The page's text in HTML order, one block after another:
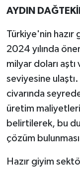
AYDIN
Türkiye'nin hazır
2024 yılında
milyar doları
seviyesine
civarında
üretim maliyetleri
belirtilerek, bu
çözüm
Hazır giyim